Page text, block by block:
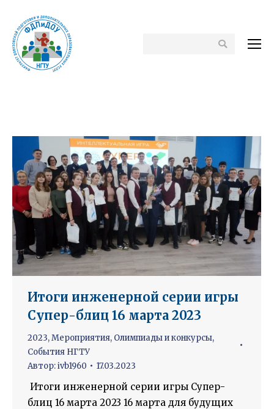
Итоги инженерной серии игры
Супер-блиц 16 марта 2023
2023,Мероприятия, Олимпиады и конкурсы,
События НГТУ
Автор:ivb1960 17.03.2023
Итоги инженерной серии игры Супер-
блиц 16 марта 2023 16 марта для будущих